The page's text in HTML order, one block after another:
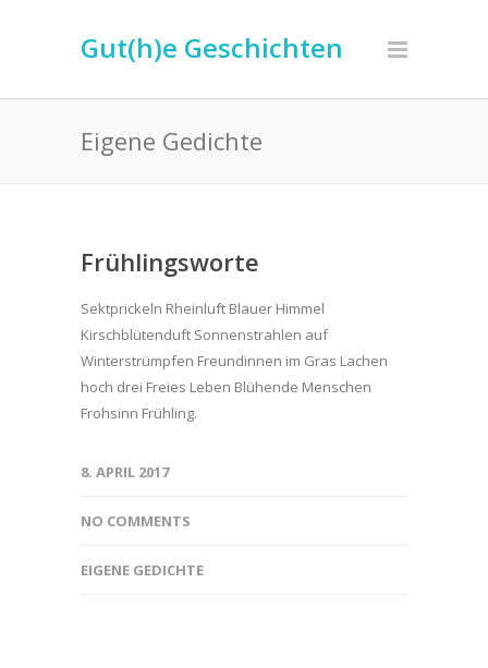
Gut(h)e Geschichten
Eigene Gedichte
Frühlingsworte
Sektprickeln Rheinluft Blauer Himmel
Kirschblütenduft Sonnenstrahlen auf
Winterstrümpfen Freundinnen im Gras Lachen
hoch drei Freies Leben Blühende Menschen
Frohsinn Frühling.
8. APRIL 2017
NO COMMENTS
EIGENE GEDICHTE